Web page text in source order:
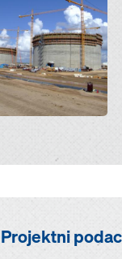
Projektni